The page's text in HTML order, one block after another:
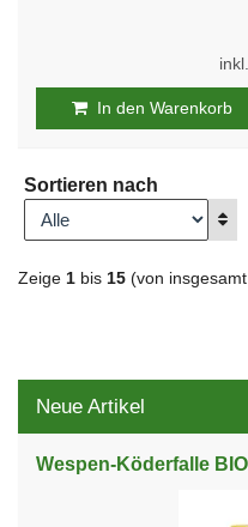
In den Warenkorb
Sortieren nach
Zeige 1 bis 15 (von insgesamt
Neue Artikel
Wespen-Köderfalle BIO